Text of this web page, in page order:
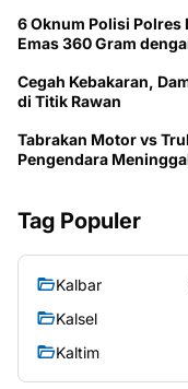
6 Oknum Polisi Polres
Emas 360 Gram
Cegah Kebakaran,
di Titik Rawan
Tabrakan Motor vs
Pengendara
Tag Populer
Kalbar
Kalsel
Kaltim